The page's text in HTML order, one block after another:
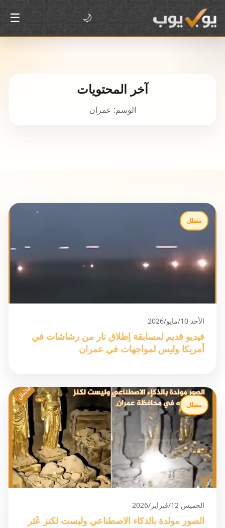
🌙
☰
آخر المحتويات
الوسم: عمران
مضلل
الأحد 10/مايو/2026
فيديو قديم لمسابقة إطلاق نار من رشاشات في
أمريكا وليس لمواجهات في عمران
مضلل
الخميس 12/فبراير/2026
الصور مولدة بالذكاء الاصطناعي وليست لكنز عُثر